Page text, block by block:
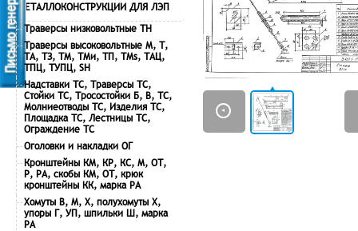
МЕТАЛЛОКОНСТРУКЦИИ ДЛЯ ЛЭП
Траверсы низковольтные ТН
Траверсы высоковольтные М, Т,
ТА, ТЗ, ТМ, ТМи, ТП, ТМs, ТАЦ,
ТПЦ, ТУПЦ, SH
Надставки ТС, Траверсы ТС,
Стойки ТС, Тросостойки Б, В, ТС,
Молниеотводы ТС, Изделия ТС,
Площадка ТС, Лестницы ТС,
Ограждение ТС
Оголовки и накладки ОГ
Кронштейны КМ, КР, КС, М, ОТ,
Р, РА, скобы КМ, ОТ, крюк
кронштейны КК, марка РА
Хомуты В, М, Х, полухомуты Х,
упоры Г, УП, шпильки Ш, марка
РА